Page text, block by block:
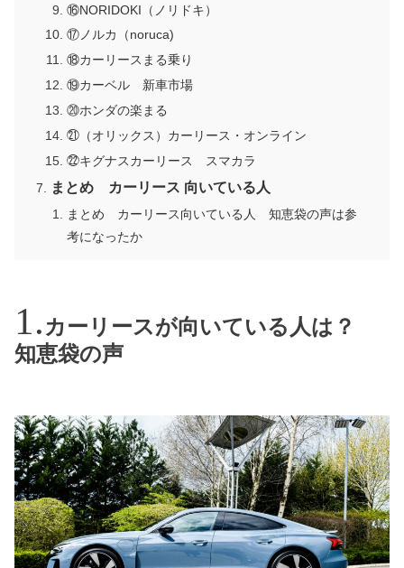
⑯NORIDOKI（ノリドキ）
⑰ノルカ（noruca)
⑱カーリースまる乗り
⑲カーベル 新車市場
⑳ホンダの楽まる
㉑（オリックス）カーリース・オンライン
㉒キグナスカーリース スマカラ
まとめ カーリース 向いている人
まとめ カーリース向いている人 知恵袋の声は参
考になったか
カーリースが向いている人は？
知恵袋の声